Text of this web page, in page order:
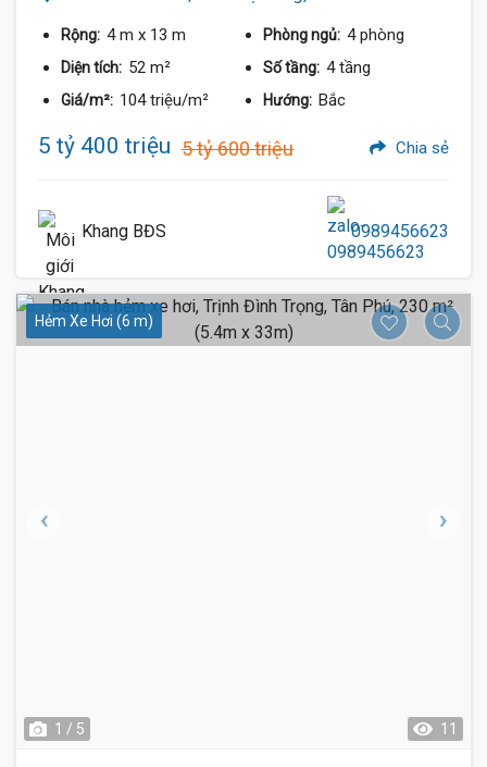
Rộng: 4 m x 13 m Phòng ngủ: 4 phòng
Diện tích: 52 m² Số tầng: 4 tầng
Giá/m²: 104 triệu/m² Hướng: Bắc
5 tỷ 400 triệu 5 tỷ 600 triệu Chia sẻ
Khang BĐS 0989456623
Hẻm Xe Hơi (6 m)
1 / 5 11